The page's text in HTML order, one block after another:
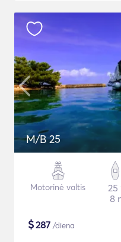
M/B 25
Motorinė valtis
25
8
$287 /diena